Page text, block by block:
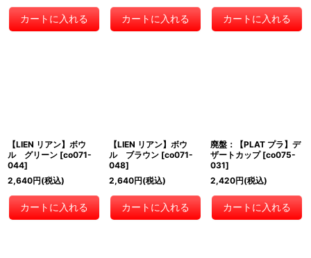
カートに入れる カートに入れる カートに入れる
【LIEN リアン】ボウ
ル グリーン [co071-
044]
2,640円(税込)
カートに入れる
【LIEN リアン】ボウ
ル ブラウン [co071-
048]
2,640円(税込)
カートに入れる
廃盤：【PLAT プラ】デ
ザートカップ [co075-
031]
2,420円(税込)
カートに入れる